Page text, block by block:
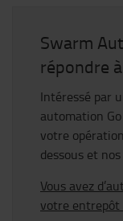
Swarm
répondre
Intéressé par
automation
votre
dessous et
Vous avez
votre entrepôt